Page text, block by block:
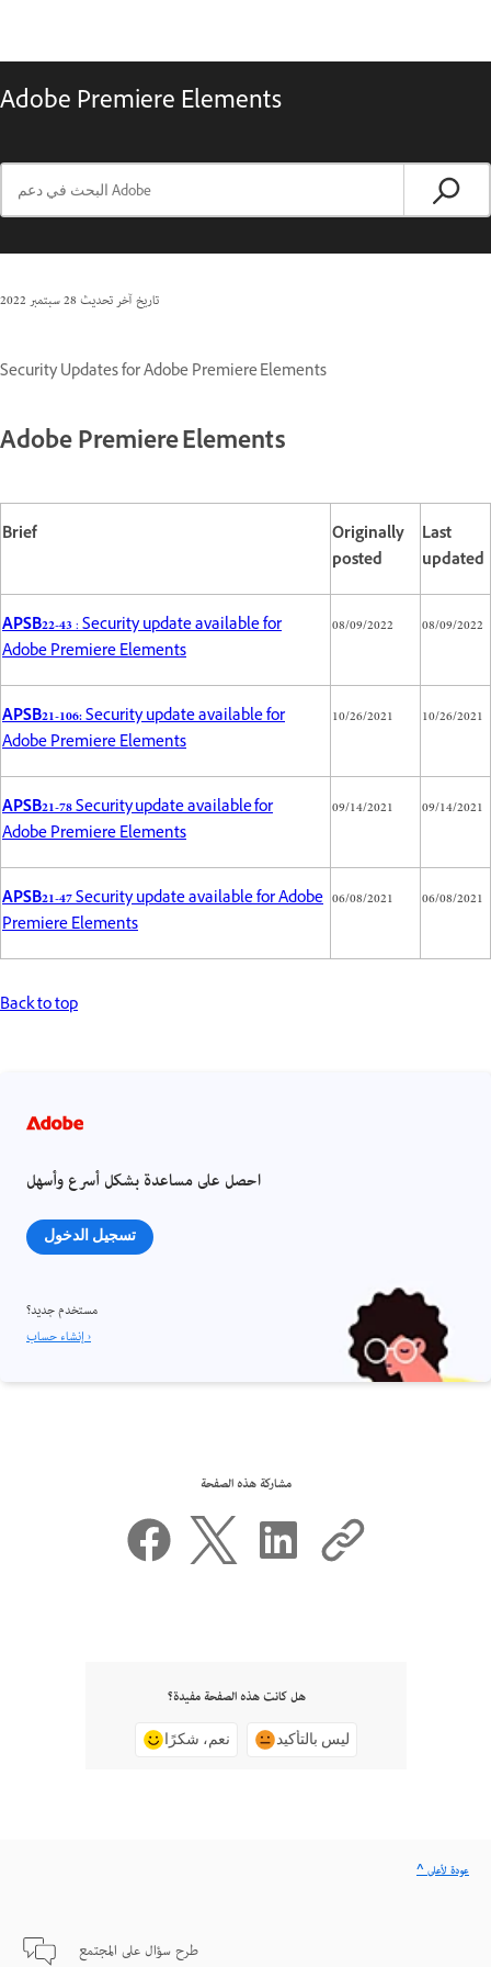
Adobe Premiere Elements
تاريخ آخر تحديث28 سبتمبر 2022
Security Updates for Adobe Premiere Elements
Adobe Premiere Elements
Brief
Originally
posted
Last
updated
APSB22-43: Security update available for
Adobe Premiere Elements
08/09/2022 08/09/2022
APSB21-106:Security update available for
Adobe Premiere Elements
10/26/2021 10/26/2021
APSB21-78Security update available for
Adobe Premiere Elements
09/14/2021 09/14/2021
APSB21-47Security update available for Adobe
Premiere Elements
06/08/2021 06/08/2021
Back to top
احصل على مساعدة بشكل أسرع وأسهل
تسجيل الدخول
مستخدم جديد؟
إنشاء حساب ›
مشاركة هذه الصفحة
هل كانت هذه الصفحة مفيدة؟
نعم، شكرًا ليس بالتأكيد
طرح سؤال على المجتمع
^ عودة لأعلى